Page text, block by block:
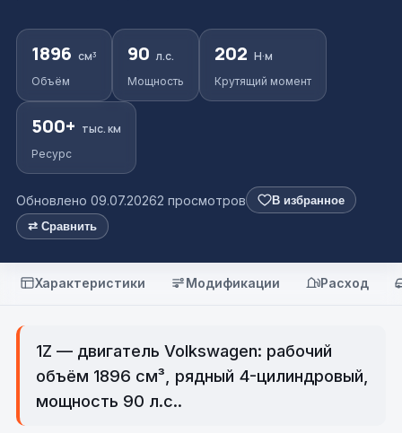
1896 см³
Объём
90 л.с.
Мощность
202 Н·м
Крутящий момент
500+ тыс. км
Ресурс
Обновлено 09.07.20262 просмотров
В избранное
⇄ Сравнить
Характеристики Модификации Расход
1Z — двигатель Volkswagen: рабочий
объём 1896 см³, рядный 4-цилиндровый,
мощность 90 л.с..